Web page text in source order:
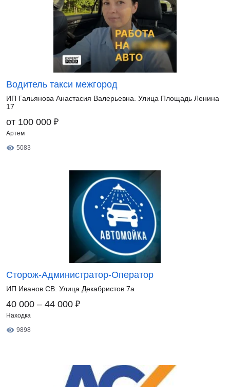
Водитель такси межгород
ИП Гальянова Анастасия Валерьевна. Улица Площадь Ленина
17
от 100 000 ₽
Артем
5083
Сторож-Администратор-Оператор
ИП Иванов СВ. Улица Декабристов 7а
40 000 – 44 000 ₽
Находка
9898